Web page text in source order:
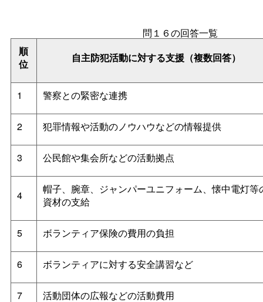
順
位
自主防犯活動に対する支援（複数回答）
問１６の回答一覧
1 警察との緊密な連携
2 犯罪情報や活動のノウハウなどの情報提供
3 公民館や集会所などの活動拠点
4
帽子、腕章、ジャンパーユニフォーム、懐中電灯等
資材の支給
5 ボランティア保険の費用の負担
6 ボランティアに対する安全講習など
7 活動団体の広報などの活動費用